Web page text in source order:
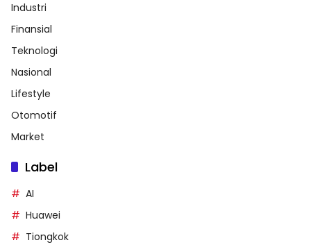
Industri
Finansial
Teknologi
Nasional
Lifestyle
Otomotif
Market
Label
AI
Huawei
Tiongkok